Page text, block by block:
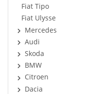
Fiat Tipo
Fiat Ulysse
Mercedes
Audi
Skoda
BMW
Citroen
Dacia